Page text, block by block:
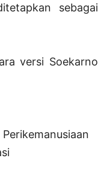
sebagai
versi Soekarno